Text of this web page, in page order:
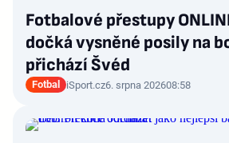
Fotbalové přestupy
dočká vysněné posily na
přichází Švéd
Fotbal iSport.cz6. srpna 202608:58